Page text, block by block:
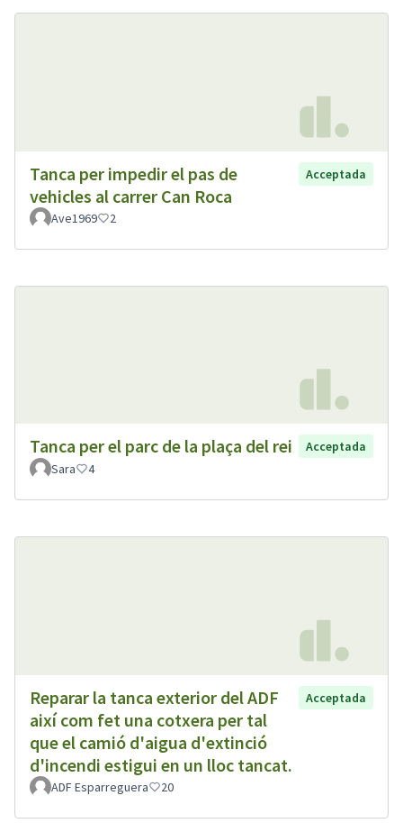
Tanca per impedir el pas de
vehicles al carrer Can Roca
Acceptada
Ave1969 2
Tanca per el parc de la plaça del rei
Acceptada
Sara
4
Reparar la tanca exterior del ADF
així com fet una cotxera per tal
que el camió d'aigua d'extinció
d'incendi estigui en un lloc tancat.
Acceptada
ADF Esparreguera 20